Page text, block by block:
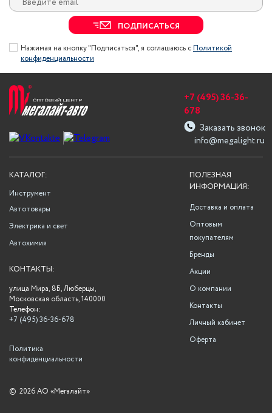
ПОДПИСАТЬСЯ
Нажимая на кнопку "Подписаться", я соглашаюсь сПолитикой
конфиденциальности
info@megalight.ru
+7 (495) 36-36-
678
Заказать звонок
ПОЛЕЗНАЯ
ИНФОРМАЦИЯ:
Доставка и оплата
Оптовым
покупателям
Бренды
Акции
О компании
Контакты
Личный кабинет
Оферта
КАТАЛОГ:
Инструмент
Автотовары
Электрика и свет
Автохимия
КОНТАКТЫ:
улица Мира, 8Б, Люберцы,
Московская область, 140000
Телефон:
+7 (495) 36-36-678
Политика
конфиденциальности
© 2026 АО «Мегалайт»